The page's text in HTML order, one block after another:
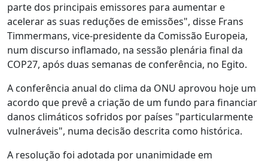
parte dos principais emissores para aumentar e
acelerar as suas reduções de emissões", disse Frans
Timmermans, vice-presidente da Comissão Europeia,
num discurso inflamado, na sessão plenária final da
COP27, após duas semanas de conferência, no Egito.
A conferência anual do clima da ONU aprovou hoje um
acordo que prevê a criação de um fundo para financiar
danos climáticos sofridos por países "particularmente
vulneráveis", numa decisão descrita como histórica.
A resolução foi adotada por unanimidade em